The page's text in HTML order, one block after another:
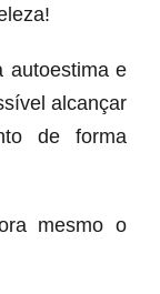
autoestima e
alcançar
de forma
mesmo o